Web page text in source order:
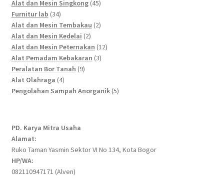
Alat dan Mesin Singkong 4545
Furnitur lab 3434
products
Alat dan Mesin Tembakau 22
Alat dan Mesin Kedelai 22
products
Alat dan Mesin Peternakan 1212
Alat Pemadam Kebakaran 33
Peralatan Bor Tanah 99
Alat Olahraga 44
products
Pengolahan Sampah Anorganik 55
PD. Karya Mitra Usaha
Alamat:
Ruko Taman Yasmin Sektor VI No 134, Kota Bogor
HP/WA:
082110947171 (Alven)